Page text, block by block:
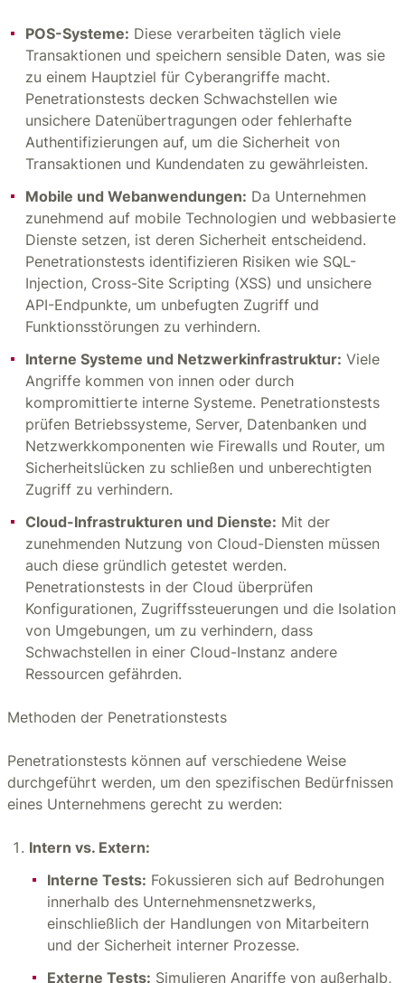
POS-Systeme: Diese verarbeiten täglich viele
Transaktionen und speichern sensible Daten, was sie
zu einem Hauptziel für Cyberangriffe macht.
Penetrationstests decken Schwachstellen wie
unsichere Datenübertragungen oder fehlerhafte
Authentifizierungen auf, um die Sicherheit von
Transaktionen und Kundendaten zu gewährleisten.
Mobile und Webanwendungen: Da Unternehmen
zunehmend auf mobile Technologien und webbasierte
Dienste setzen, ist deren Sicherheit entscheidend.
Penetrationstests identifizieren Risiken wie SQL-
Injection, Cross-Site Scripting (XSS) und unsichere
API-Endpunkte, um unbefugten Zugriff und
Funktionsstörungen zu verhindern.
Interne Systeme und Netzwerkinfrastruktur: Viele
Angriffe kommen von innen oder durch
kompromittierte interne Systeme. Penetrationstests
prüfen Betriebssysteme, Server, Datenbanken und
Netzwerkkomponenten wie Firewalls und Router, um
Sicherheitslücken zu schließen und unberechtigten
Zugriff zu verhindern.
Cloud-Infrastrukturen und Dienste: Mit der
zunehmenden Nutzung von Cloud-Diensten müssen
auch diese gründlich getestet werden.
Penetrationstests in der Cloud überprüfen
Konfigurationen, Zugriffssteuerungen und die Isolation
von Umgebungen, um zu verhindern, dass
Schwachstellen in einer Cloud-Instanz andere
Ressourcen gefährden.
Methoden der Penetrationstests
Penetrationstests können auf verschiedene Weise
durchgeführt werden, um den spezifischen Bedürfnissen
eines Unternehmens gerecht zu werden:
Intern vs. Extern:
Interne Tests: Fokussieren sich auf Bedrohungen
innerhalb des Unternehmensnetzwerks,
einschließlich der Handlungen von Mitarbeitern
und der Sicherheit interner Prozesse.
Externe Tests: Simulieren Angriffe von außerhalb,